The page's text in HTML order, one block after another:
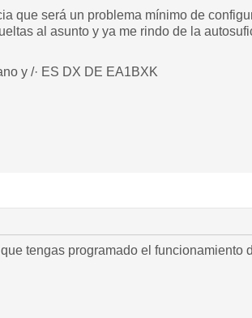
que será un problema mínimo de
al asunto y ya me rindo de la
y /· ES DX DE EA1BXK
tengas programado el